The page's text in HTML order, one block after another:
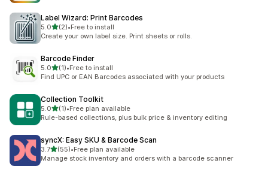
Label Wizard: Print Barcodes
5.0별 5개 중
(2)
총 리뷰 2개
•Free to install
Create your own label size. Print sheets or rolls.
Barcode Finder
5.0별 5개 중
(1)
총 리뷰 1개
•Free to install
Find UPC or EAN Barcodes associated with your products
Collection Toolkit
5.0별 5개 중
(1)
총 리뷰 1개
•Free plan available
Rule-based collections, plus bulk price & inventory editing
syncX: Easy SKU & Barcode Scan
3.7별 5개 중
(55)
총 리뷰 55개
•Free plan available
Manage stock inventory and orders with a barcode scanner